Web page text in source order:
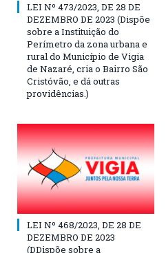
LEI Nº 473/2023, DE 28 DE
DEZEMBRO DE 2023 (Dispõe
sobre a Instituição do
Perímetro da zona urbana e
rural do Município de Vigia
de Nazaré, cria o Bairro São
Cristóvão, e dá outras
providências.)
LEI Nº 468/2023, DE 28 DE
DEZEMBRO DE 2023
(DDispõe sobre a